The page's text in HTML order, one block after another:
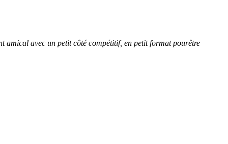
amical avec un petit côté compétitif, en petit format pourêtre